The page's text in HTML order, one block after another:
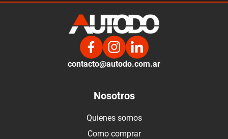
contacto@autodo.com.ar
Nosotros
Quienes somos
Como comprar